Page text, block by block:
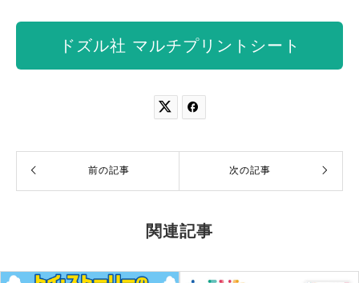
ドズル社 マルチプリントシート
 
前の記事 次の記事
関連記事